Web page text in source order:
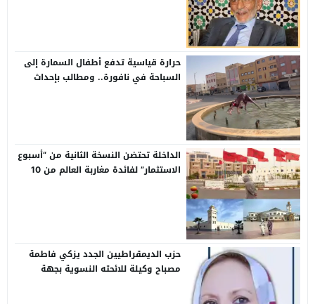
حرارة قياسية تدفع أطفال السمارة إلى
السباحة في نافورة.. ومطالب بإحداث
الداخلة تحتضن النسخة الثانية من “أسبوع
الاستثمار” لفائدة مغاربة العالم من 10
حزب الديمقراطيين الجدد يزكي فاطمة
مصباح وكيلة للائحته النسوية بجهة